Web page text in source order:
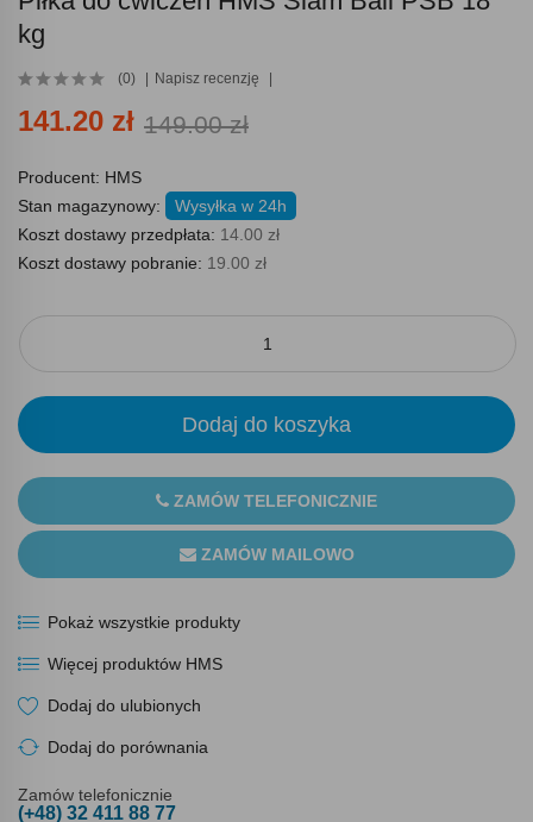
kg
(0) Napisz recenzję
141.20 zł 149.00 zł
Producent: HMS
Stan magazynowy:
Wysyłka w 24h
Koszt dostawy przedpłata: 14.00 zł
Koszt dostawy pobranie: 19.00 zł
Dodaj do koszyka
ZAMÓW TELEFONICZNIE
ZAMÓW MAILOWO
Pokaż wszystkie produkty
Więcej produktów HMS
Dodaj do ulubionych
Dodaj do porównania
Zamów telefonicznie
(+48) 32 411 88 77